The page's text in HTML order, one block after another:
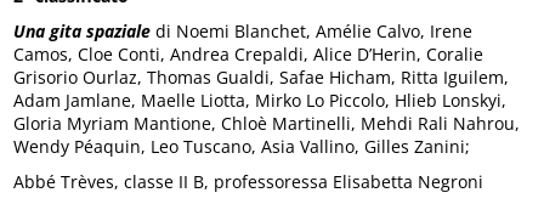
Una gita spaziale di Noemi Blanchet, Amélie Calvo, Irene
Camos, Cloe Conti, Andrea Crepaldi, Alice D’Herin, Coralie
Grisorio Ourlaz, Thomas Gualdi, Safae Hicham, Ritta Iguilem,
Adam Jamlane, Maelle Liotta, Mirko Lo Piccolo, Hlieb Lonskyi,
Gloria Myriam Mantione, Chloè Martinelli, Mehdi Rali Nahrou,
Wendy Péaquin, Leo Tuscano, Asia Vallino, Gilles Zanini;
Abbé Trèves, classe II B, professoressa Elisabetta Negroni